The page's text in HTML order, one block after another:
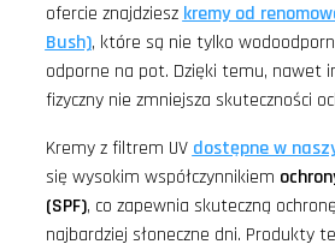
ofercie znajdzieszkremy od
Bush), które są nie tylko
odporne na pot. Dzięki temu, nawet
fizyczny nie zmniejsza skuteczności
Kremy z filtrem UVdostępne w
się wysokim współczynnikiem
(SPF), co zapewnia skuteczną
najbardziej słoneczne dni. Produkty